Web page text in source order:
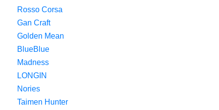
Rosso Corsa
Gan Craft
Golden Mean
BlueBlue
Madness
LONGIN
Nories
Taimen Hunter